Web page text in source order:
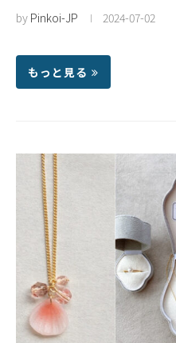
by Pinkoi-JP 2024-07-02
もっと見る